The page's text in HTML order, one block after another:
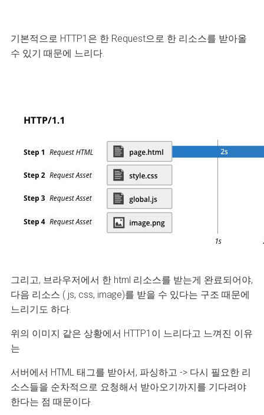
기본적으로 HTTP1은 한 Request으로 한 리소스를 받아올
수 있기 때문에 느리다.
그리고, 브라우저에서 한 html 리소스를 받는게 완료되어야,
다음 리소스 ( js, css, image)를 받을 수 있다는 구조 때문에
느리기도 하다.
위의 이미지 같은 상황에서 HTTP1이 느리다고 느껴진 이유
는
서버에서 HTML 태그를 받아서, 파싱하고 -> 다시 필요한 리
소스들을 순차적으로 요청해서 받아오기까지를 기다려야
한다는 점 때문이다.